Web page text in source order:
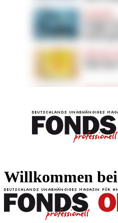
Willkommen bei